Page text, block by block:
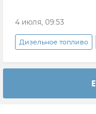
4 июля, 09:53
Дизельное топливо
Топливо
Новости Севастополя